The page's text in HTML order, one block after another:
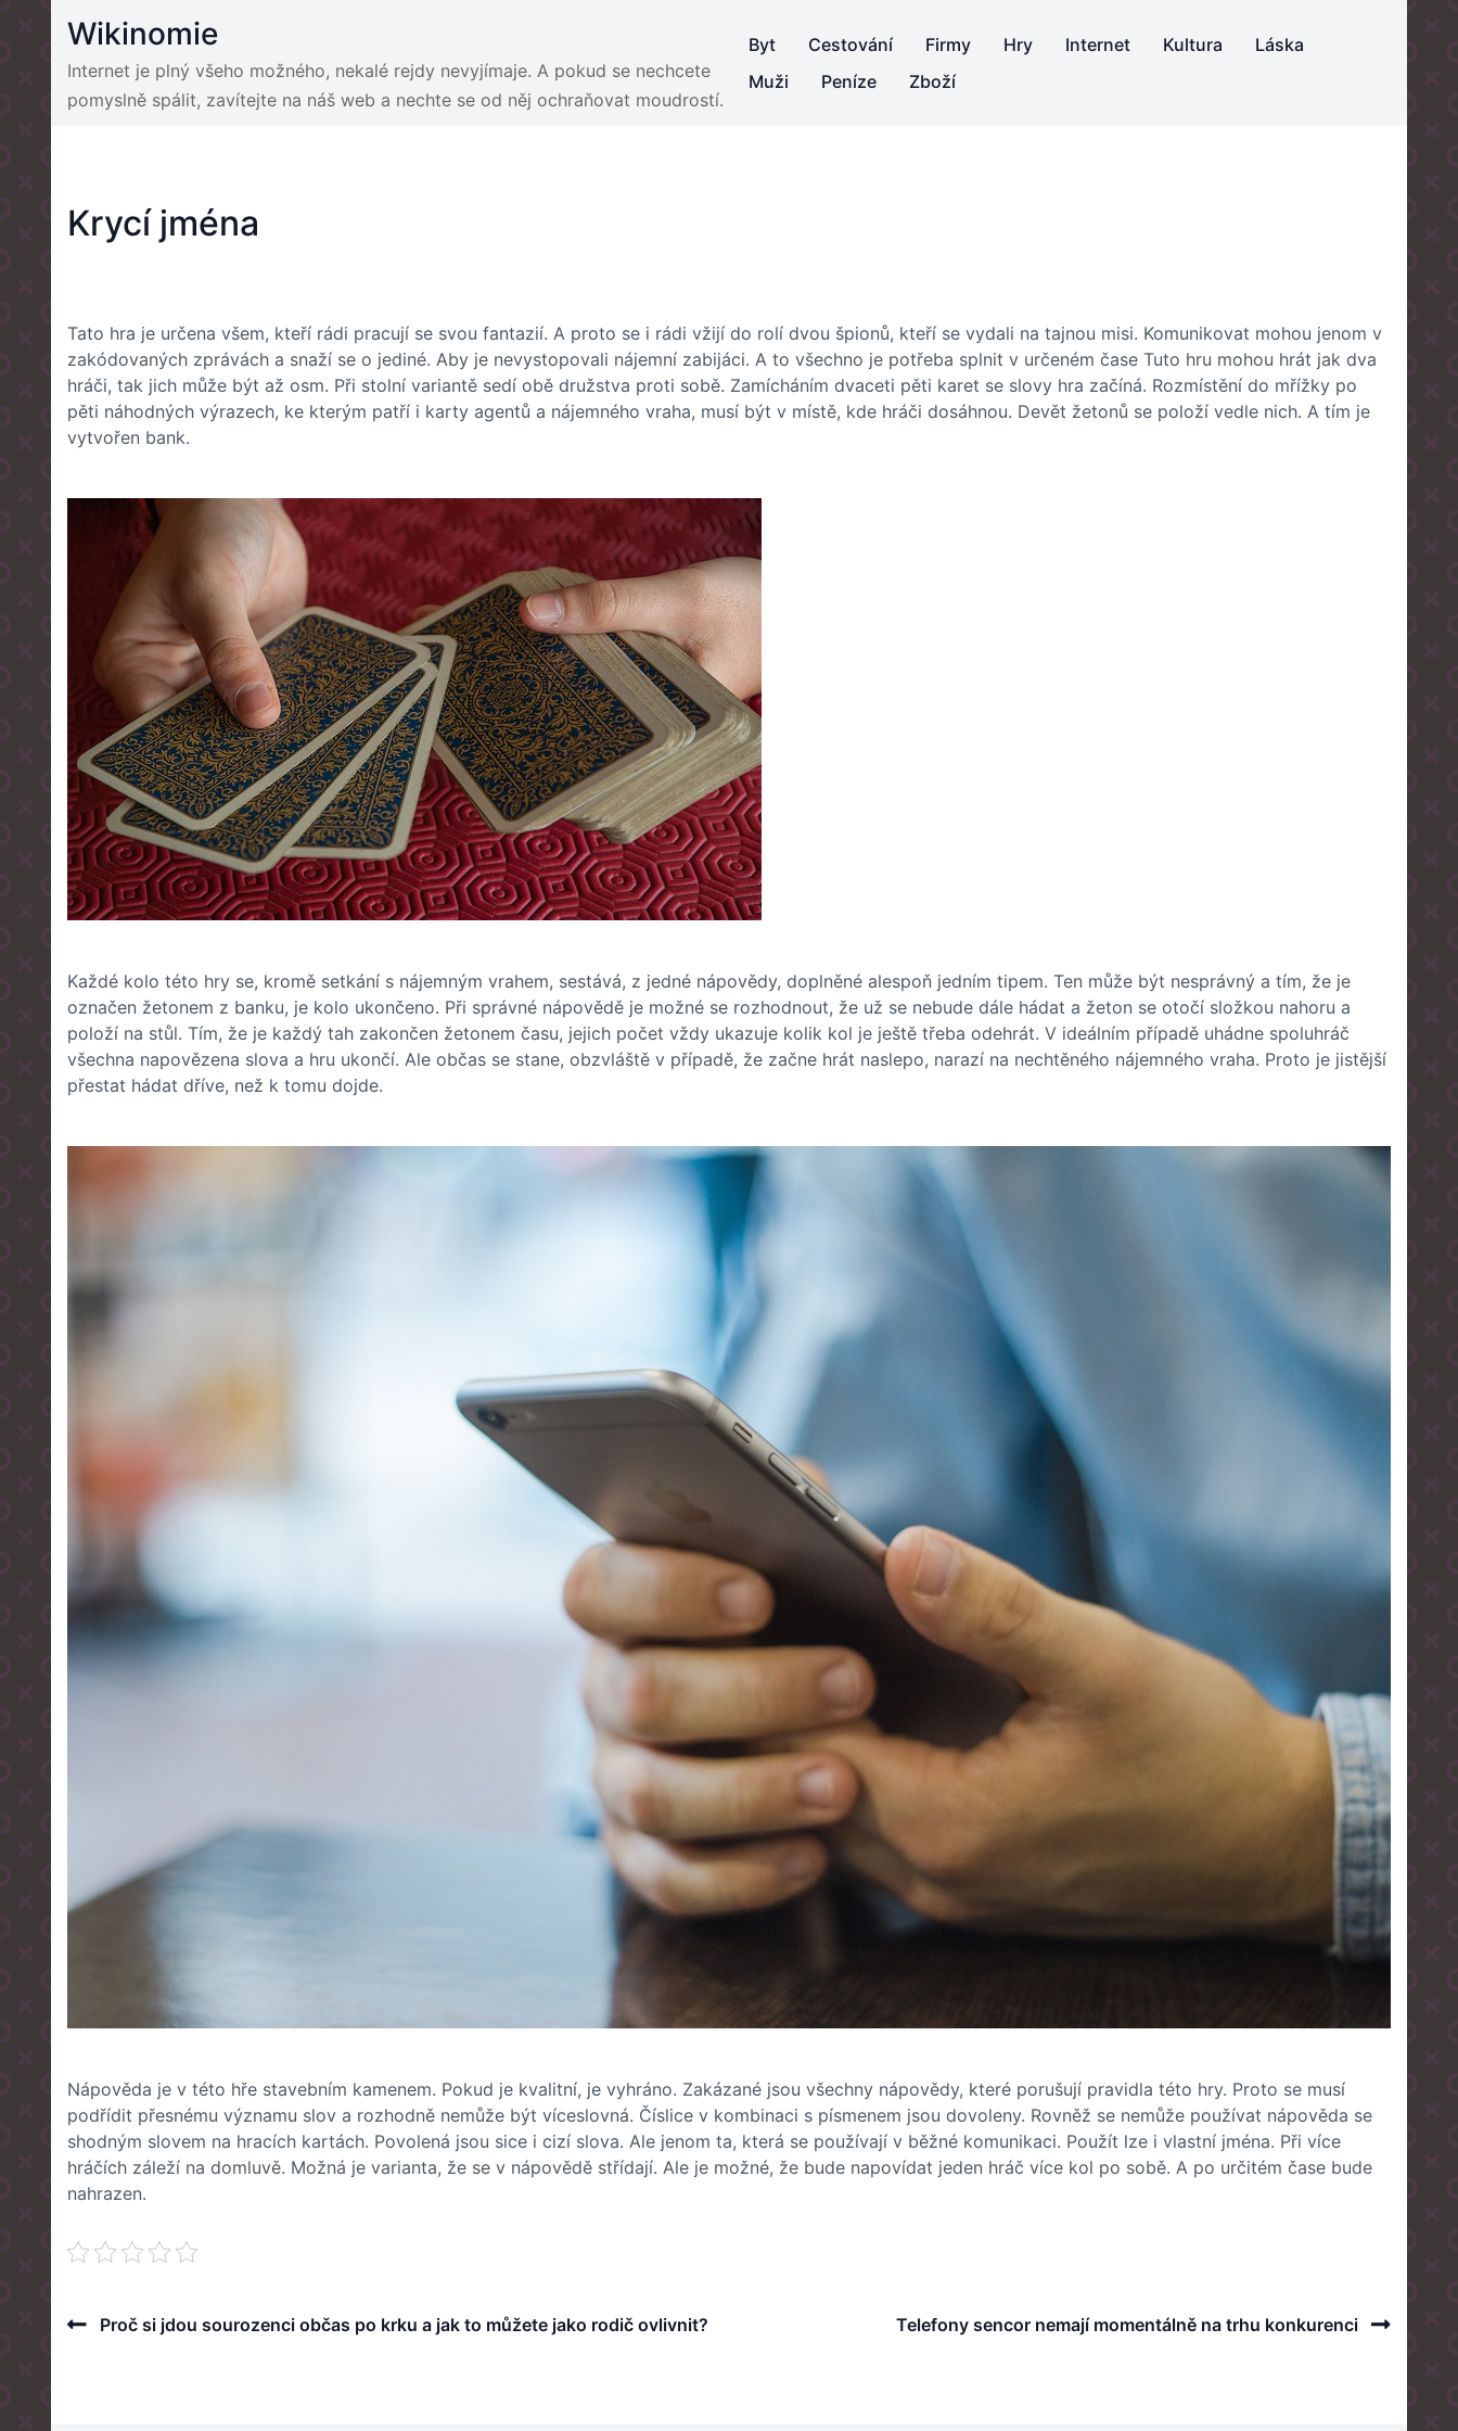
content
Wikinomie
Internet je plný všeho možného, nekalé rejdy nevyjímaje. A pokud se nechcete
pomyslně spálit, zavítejte na náš web a nechte se od něj ochraňovat moudrostí.
Byt Cestování Firmy Hry Internet Kultura
Láska
Muži
Peníze Zboží
Krycí jména
Tato hra je určena všem, kteří rádi pracují se svou fantazií. A proto se i rádi vžijí do rolí dvou špionů, kteří se vydali na tajnou misi. Komunikovat mohou jenom v
zakódovaných zprávách a snaží se o jediné. Aby je nevystopovali nájemní zabijáci. A to všechno je potřeba splnit v určeném čase Tuto hru mohou hrát jak dva
hráči, tak jich může být až osm. Při stolní variantě sedí obě družstva proti sobě. Zamícháním dvaceti pěti karet se slovy hra začíná. Rozmístění do mřížky po
pěti náhodných výrazech, ke kterým patří i karty agentů a nájemného vraha, musí být v místě, kde hráči dosáhnou. Devět žetonů se položí vedle nich. A tím je
vytvořen bank.
Každé kolo této hry se, kromě setkání s nájemným vrahem, sestává, z jedné nápovědy, doplněné alespoň jedním tipem. Ten může být nesprávný a tím, že je
označen žetonem z banku, je kolo ukončeno. Při správné nápovědě je možné se rozhodnout, že už se nebude dále hádat a žeton se otočí složkou nahoru a
položí na stůl. Tím, že je každý tah zakončen žetonem času, jejich počet vždy ukazuje kolik kol je ještě třeba odehrát. V ideálním případě uhádne spoluhráč
všechna napovězena slova a hru ukončí. Ale občas se stane, obzvláště v případě, že začne hrát naslepo, narazí na nechtěného nájemného vraha. Proto je jistější
přestat hádat dříve, než k tomu dojde.
Nápověda je v této hře stavebním kamenem. Pokud je kvalitní, je vyhráno. Zakázané jsou všechny nápovědy, které porušují pravidla této hry. Proto se musí
podřídit přesnému významu slov a rozhodně nemůže být víceslovná. Číslice v kombinaci s písmenem jsou dovoleny. Rovněž se nemůže používat nápověda se
shodným slovem na hracích kartách. Povolená jsou sice i cizí slova. Ale jenom ta, která se používají v běžné komunikaci. Použít lze i vlastní jména. Při více
hráčích záleží na domluvě. Možná je varianta, že se v nápovědě střídají. Ale je možné, že bude napovídat jeden hráč více kol po sobě. A po určitém čase bude
nahrazen.
Post
PreviousProč si jdou sourozenci občas po krku a jak to můžete jako rodič ovlivnit?
Next
Telefony sencor nemají momentálně na trhu konkurenci